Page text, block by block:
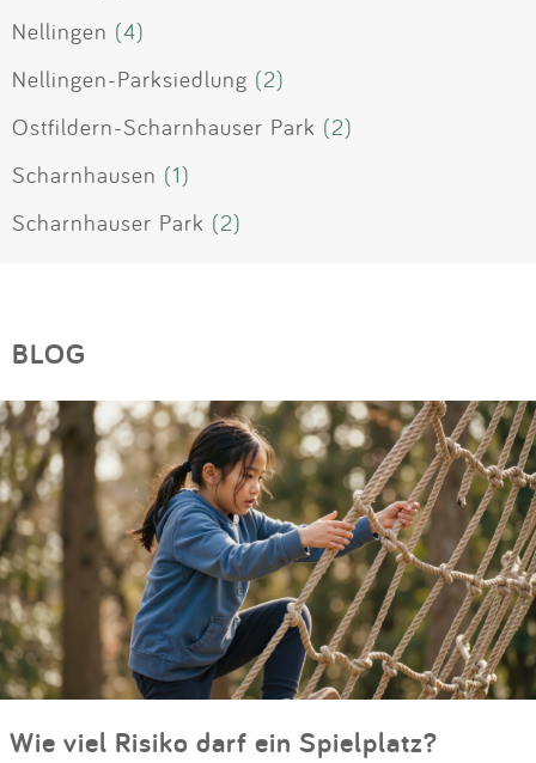
Nellingen (4)
Nellingen-Parksiedlung (2)
Ostfildern-Scharnhauser Park (2)
Scharnhausen (1)
Scharnhauser Park (2)
BLOG
Wie viel Risiko darf ein Spielplatz?